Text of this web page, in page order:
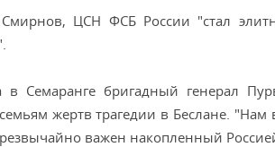
ЦСН ФСБ России "стал
в Семаранге бригадный генерал
жертв трагедии в Беслане. "Нам
важен накопленный